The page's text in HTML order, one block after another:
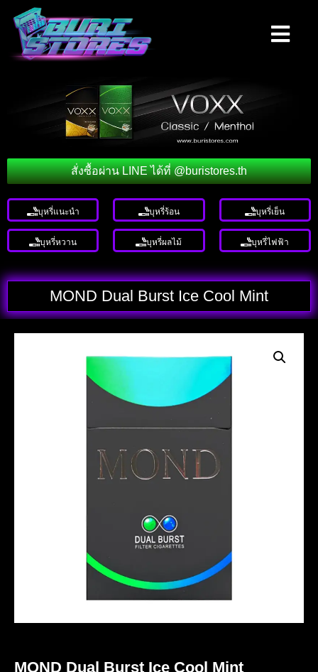
สั่งซื้อผ่าน LINE ได้ที่ @buristores.th
บุหรี่แนะนำ
บุหรี่หวาน
บุหรี่ร้อน
บุหรี่ผลไม้
บุหรี่เย็น
บุหรี่ไฟฟ้า
MOND Dual Burst Ice Cool Mint
MOND Dual Burst Ice Cool Mint